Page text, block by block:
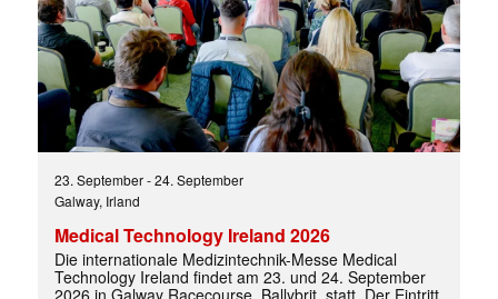
23. September-24. September
Galway, Irland
Medical Technology Ireland 2026
Die internationale Medizintechnik-Messe Medical
Technology Ireland findet am 23. und 24. September